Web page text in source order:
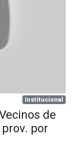
Institucional
de
por